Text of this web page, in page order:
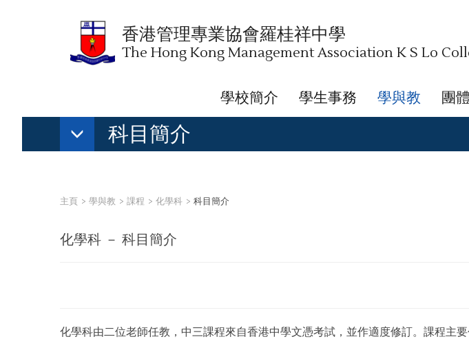
香港管理專業協會羅桂祥中學
The Hong Kong Management Association K S Lo
學校簡介 學生事務 學與教 團
科目簡介
主頁 學與教 課程 化學科 科目簡介
化學科 － 科目簡介
化學科由二位老師任教，中三課程來自香港中學文憑考試，並作適度修訂。課程主